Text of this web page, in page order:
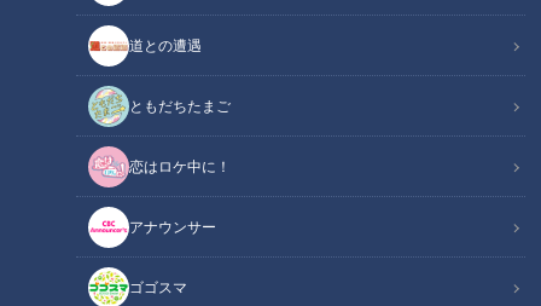
道との遭遇
ともだちたまご
恋はロケ中に！
アナウンサー
ゴゴスマ
CBCテレビ/「チャント！」
この記事の画像（全9枚）